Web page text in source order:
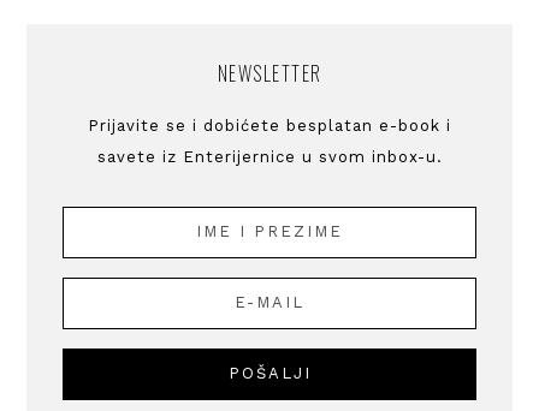
NEWSLETTER
Prijavite se i dobićete besplatan e-book i
savete iz Enterijernice u svom inbox-u.